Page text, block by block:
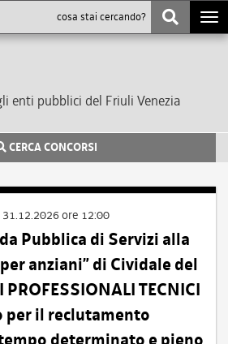
enti pubblici del Friuli Venezia
CERCA CONCORSI
31.12.2026 ore 12:00
Pubblica di Servizi alla
anziani” di Cividale del
TECNICI
per il reclutamento